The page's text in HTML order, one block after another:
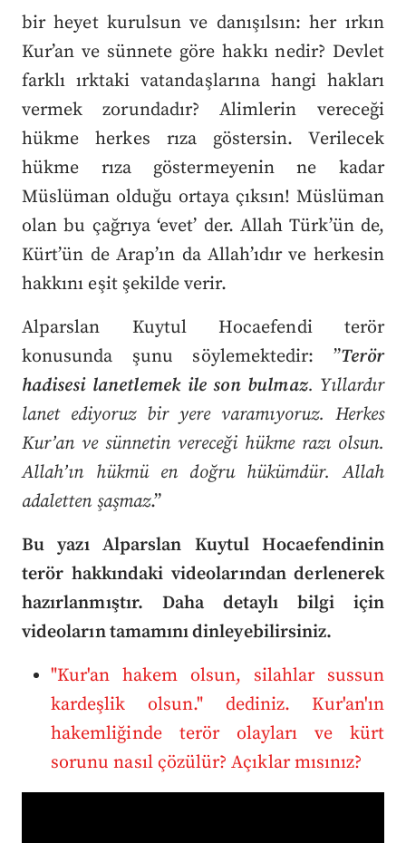
bir heyet kurulsun ve danışılsın: her ırkın
Kur’an ve sünnete göre hakkı nedir? Devlet
farklı ırktaki vatandaşlarına hangi hakları
vermek zorundadır? Alimlerin vereceği
hükme herkes rıza göstersin. Verilecek
hükme rıza göstermeyenin ne kadar
Müslüman olduğu ortaya çıksın! Müslüman
olan bu çağrıya ‘evet’ der. Allah Türk’ün de,
Kürt’ün de Arap’ın da Allah’ıdır ve herkesin
hakkını eşit şekilde verir.
Alparslan Kuytul Hocaefendi terör
konusunda şunu söylemektedir: ”Terör
hadisesi lanetlemek ile son bulmaz. Yıllardır
lanet ediyoruz bir yere varamıyoruz. Herkes
Kur’an ve sünnetin vereceği hükme razı olsun.
Allah’ın hükmü en doğru hükümdür. Allah
adaletten şaşmaz.”
Bu yazı Alparslan Kuytul Hocaefendinin
terör hakkındaki videolarından derlenerek
hazırlanmıştır. Daha detaylı bilgi için
videoların tamamını dinleyebilirsiniz.
"Kur'an hakem olsun, silahlar sussun
kardeşlik olsun." dediniz. Kur'an'ın
hakemliğinde terör olayları ve kürt
sorunu nasıl çözülür? Açıklar mısınız?